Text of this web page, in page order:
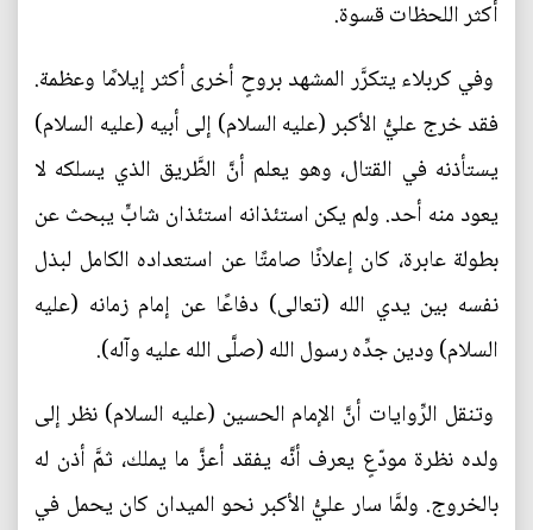
أكثر اللحظات قسوة.
وفي كربلاء يتكرَّر المشهد بروحٍ أخرى أكثر إيلامًا وعظمة.
فقد خرج عليُّ الأكبر (عليه السلام) إلى أبيه (عليه السلام)
يستأذنه في القتال، وهو يعلم أنَّ الطَّريق الذي يسلكه لا
يعود منه أحد. ولم يكن استئذانه استئذان شابٍّ يبحث عن
بطولة عابرة، كان إعلانًا صامتًا عن استعداده الكامل لبذل
نفسه بين يدي الله (تعالى) دفاعًا عن إمام زمانه (عليه
السلام) ودين جدِّه رسول الله (صلَّى الله عليه وآله).
وتنقل الرِّوايات أنَّ الإمام الحسين (عليه السلام) نظر إلى
ولده نظرة مودّعٍ يعرف أنَّه يفقد أعزَّ ما يملك، ثمَّ أذن له
بالخروج. ولمَّا سار عليُّ الأكبر نحو الميدان كان يحمل في